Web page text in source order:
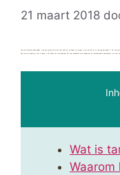
21 maart 2018
Wat is
Waarom